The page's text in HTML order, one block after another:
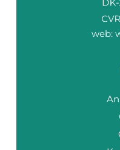
web: